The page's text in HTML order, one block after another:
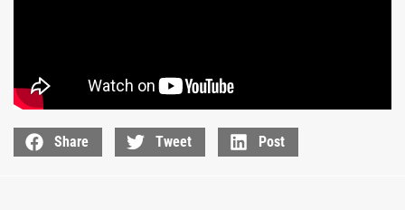
Share Tweet Post